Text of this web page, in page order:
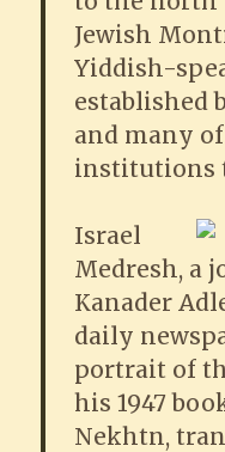
Jewish
Yiddish-
established
and many
institutions
Israel
Medresh, a
Kanader
daily
portrait of
his 1947
Nekhtn,